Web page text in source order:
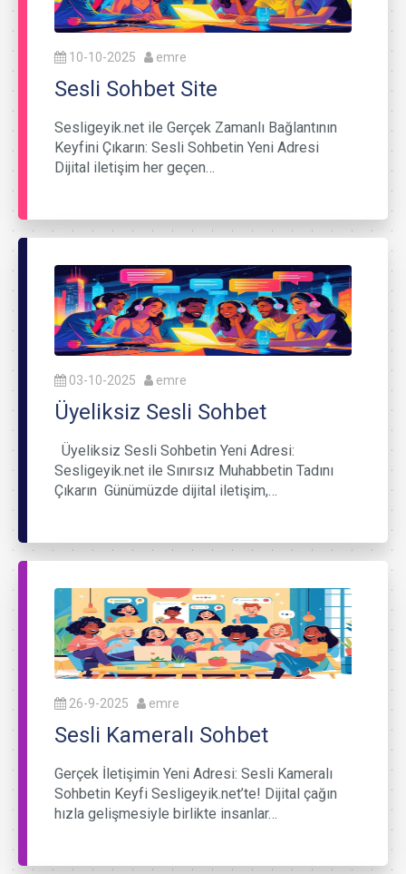
10-10-2025 emre
Sesli Sohbet Site
Sesligeyik.net ile Gerçek Zamanlı Bağlantının
Keyfini Çıkarın: Sesli Sohbetin Yeni Adresi
Dijital iletişim her geçen…
03-10-2025 emre
Üyeliksiz Sesli Sohbet
Üyeliksiz Sesli Sohbetin Yeni Adresi:
Sesligeyik.net ile Sınırsız Muhabbetin Tadını
Çıkarın Günümüzde dijital iletişim,…
26-9-2025 emre
Sesli Kameralı Sohbet
Gerçek İletişimin Yeni Adresi: Sesli Kameralı
Sohbetin Keyfi Sesligeyik.net’te! Dijital çağın
hızla gelişmesiyle birlikte insanlar…